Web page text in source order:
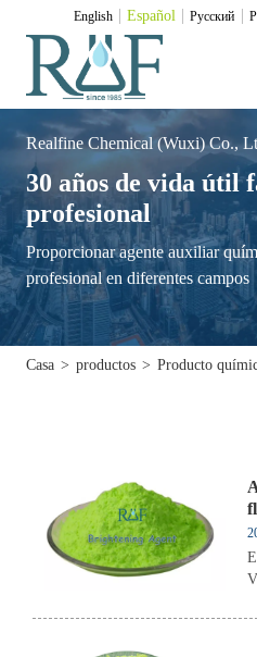
English Español Pусский
Realfine Chemical (Wuxi) Co.,
30 años de vida útil
profesional
Proporcionar agente auxiliar
profesional en diferentes campos
Casa > productos > Producto